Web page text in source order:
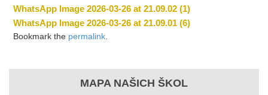
WhatsApp Image 2026-03-26 at 21.09.02 (1)
WhatsApp Image 2026-03-26 at 21.09.01 (6)
Bookmark the permalink
MAPA NAŠICH ŠKOL